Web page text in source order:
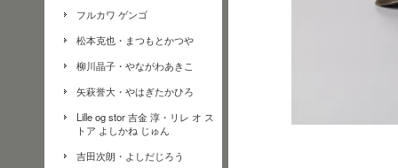
フルカワ ゲンゴ
松本克也・まつもとかつや
柳川晶子・やながわあきこ
矢萩誉大・やはぎたかひろ
Lille og stor 吉金 淳・リレ オ ス
トア よしかね じゅん
吉田次朗・よしだじろう